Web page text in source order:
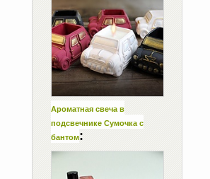
Ароматная свеча в
подсвечнике Сумочка с
бантом: